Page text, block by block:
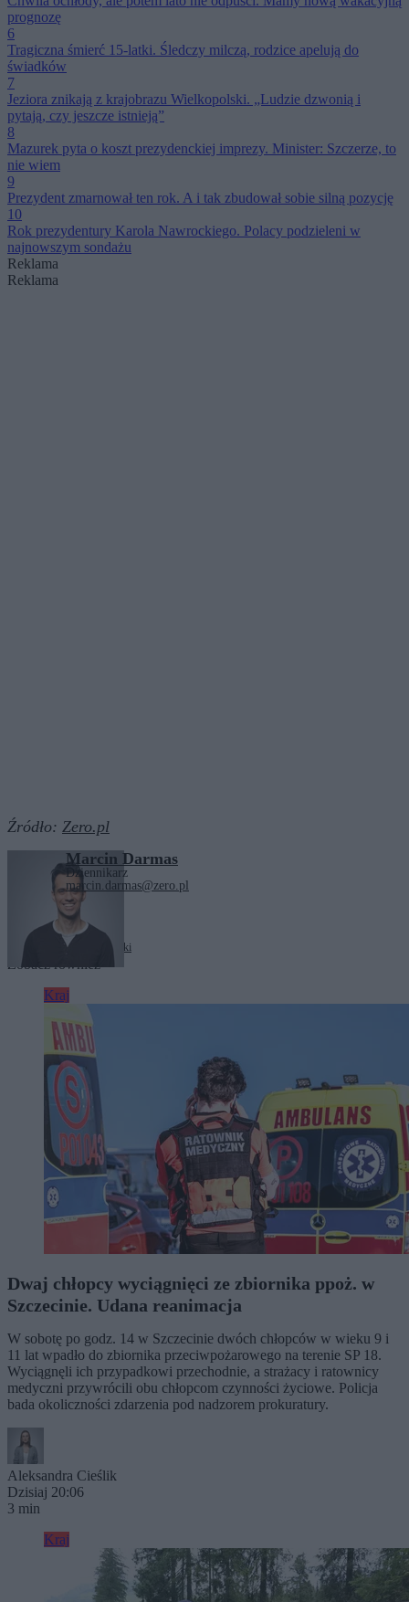
prognozę
6
Tragiczna śmierć 15-latki. Śledczy milczą, rodzice apelują do
świadków
7
Jeziora znikają z krajobrazu Wielkopolski. „Ludzie dzwonią i
pytają, czy jeszcze istnieją”
8
Mazurek pyta o koszt prezydenckiej imprezy. Minister: Szczerze, to
nie wiem
9
Prezydent zmarnował ten rok. A i tak zbudował sobie silną pozycję
10
Rok prezydentury Karola Nawrockiego. Polacy podzieleni w
najnowszym sondażu
Reklama
Reklama
Źródło: Zero.pl
Marcin Darmas
Dziennikarz
marcin.darmas@zero.pl
Tagi: Parlament Europejski
Zobacz również
Kraj
Dwaj chłopcy wyciągnięci ze zbiornika ppoż. w
Szczecinie. Udana reanimacja
W sobotę po godz. 14 w Szczecinie dwóch chłopców w wieku 9 i
11 lat wpadło do zbiornika przeciwpożarowego na terenie SP 18.
Wyciągnęli ich przypadkowi przechodnie, a strażacy i ratownicy
medyczni przywrócili obu chłopcom czynności życiowe. Policja
bada okoliczności zdarzenia pod nadzorem prokuratury.
Aleksandra Cieślik
Dzisiaj 20:06
3 min
Kraj